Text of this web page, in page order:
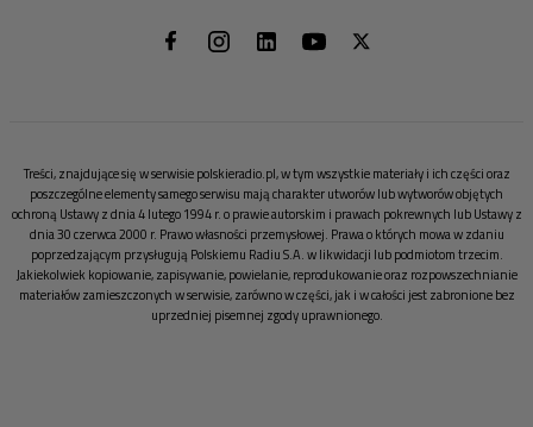
Treści, znajdujące się w serwisie polskieradio.pl, w tym wszystkie materiały i ich części oraz
poszczególne elementy samego serwisu mają charakter utworów lub wytworów objętych
ochroną Ustawy z dnia 4 lutego 1994 r. o prawie autorskim i prawach pokrewnych lub Ustawy z
dnia 30 czerwca 2000 r. Prawo własności przemysłowej. Prawa o których mowa w zdaniu
poprzedzającym przysługują Polskiemu Radiu S.A. w likwidacji lub podmiotom trzecim.
Jakiekolwiek kopiowanie, zapisywanie, powielanie, reprodukowanie oraz rozpowszechnianie
materiałów zamieszczonych w serwisie, zarówno w części, jak i w całości jest zabronione bez
uprzedniej pisemnej zgody uprawnionego.